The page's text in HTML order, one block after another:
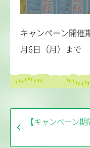
キャンペーン開催
月6日（月）まで
【キャンペーン